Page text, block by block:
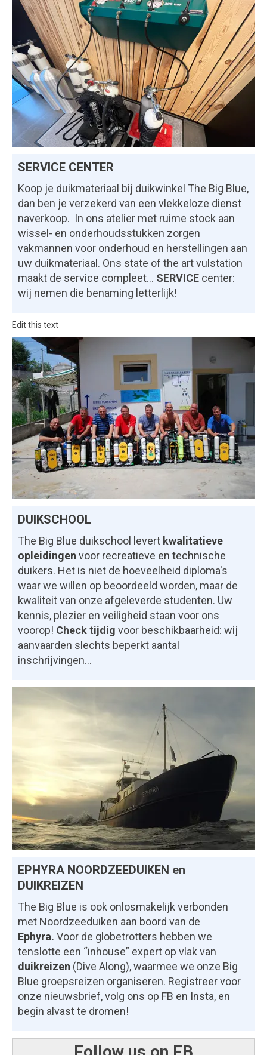
SERVICE CENTER
Koop je duikmateriaal bij duikwinkel The Big Blue,
dan ben je verzekerd van een vlekkeloze dienst
naverkoop. In ons atelier met ruime stock aan
wissel- en onderhoudsstukken zorgen
vakmannen voor onderhoud en herstellingen aan
uw duikmateriaal. Ons state of the art vulstation
maakt de service compleet... SERVICE center:
wij nemen die benaming letterlijk!
Edit this text
DUIKSCHOOL
The Big Blue duikschool levert kwalitatieve
opleidingen voor recreatieve en technische
duikers. Het is niet de hoeveelheid diploma's
waar we willen op beoordeeld worden, maar de
kwaliteit van onze afgeleverde studenten. Uw
kennis, plezier en veiligheid staan voor ons
voorop! Check tijdig voor beschikbaarheid: wij
aanvaarden slechts beperkt aantal
inschrijvingen...
EPHYRA NOORDZEEDUIKEN en
DUIKREIZEN
The Big Blue is ook onlosmakelijk verbonden
met Noordzeeduiken aan boord van de
Ephyra. Voor de globetrotters hebben we
tenslotte een “inhouse” expert op vlak van
duikreizen (Dive Along), waarmee we onze Big
Blue groepsreizen organiseren. Registreer voor
onze nieuwsbrief, volg ons op FB en Insta, en
begin alvast te dromen!